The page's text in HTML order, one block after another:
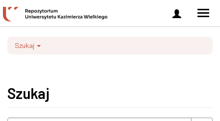
Zaloguj
się
Szukaj
Szukaj